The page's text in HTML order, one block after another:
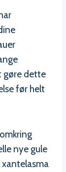
gøre dette
før helt
nye gule